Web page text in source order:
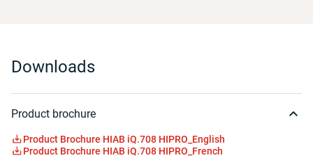
Downloads
Product brochure
Product Brochure HIAB iQ.708 HIPRO_English
Product Brochure HIAB iQ.708 HIPRO_French